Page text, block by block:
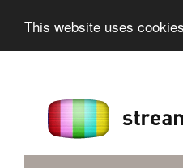
This website uses